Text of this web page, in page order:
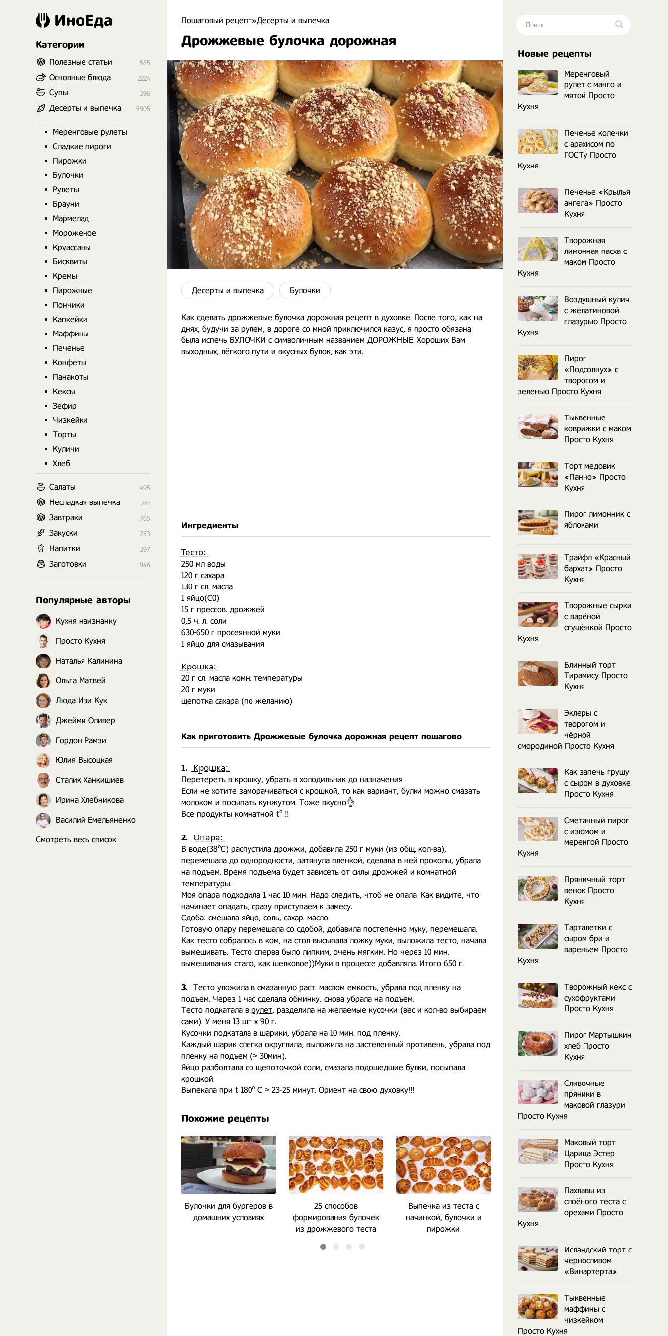
Пошаговый рецепт»Десерты и выпечка
Дрожжевые булочка дорожная
Десерты и выпечка Булочки
Как сделать дрожжевые булочка дорожная рецепт в духовке. После того, как на
днях, будучи за рулем, в дороге со мной приключился казус, я просто обязана
была испечь БУЛОЧКИ с символичным названием ДОРОЖНЫЕ. Хороших Вам
выходных, лёгкого пути и вкусных булок, как эти.
Ингредиенты
̲Т̲е̲с̲т̲о̲:̲
250 мл воды
120 г сахара
130 г сл. масла
1 яйцо(С0)
15 г прессов. дрожжей
0,5 ч. л. соли
630-650 г просеянной муки
1 яйцо для смазывания
̲К̲р̲о̲ш̲к̲а̲:̲
20 г сл. масла комн. температуры
20 г муки
щепотка сахара (по желанию)
Как приготовить Дрожжевые булочка дорожная рецепт пошагово
1.
̲К̲р̲о̲ш̲к̲а̲:̲
Перетереть в крошку, убрать в холодильник до назначения
Если не хотите заморачиваться с крошкой, то как вариант, булки можно смазать
молоком и посыпать кунжутом. Тоже вкусно👌
Все продукты комнатной tº ‼️
2.
О̲п̲а̲р̲а̲:̲
В воде(38ºС) распустила дрожжи, добавила 250 г муки (из общ. кол-ва),
перемешала до однородности, затянула пленкой, сделала в ней проколы, убрала
на подъем. Время подъема будет зависеть от силы дрожжей и комнатной
температуры.
Моя опара подходила 1 час 10 мин. Надо следить, чтоб не опала. Как видите, что
начинает опадать, сразу приступаем к замесу.
Сдоба: смешала яйцо, соль, сахар. масло.
Готовую опару перемешала со сдобой, добавила постепенно муку, перемешала.
Как тесто собралось в ком, на стол высыпала ложку муки, выложила тесто, начала
вымешивать. Тесто сперва было липким, очень мягким. Но через 10 мин.
вымешивания стало, как шелковое))Муки в процессе добавляла. Итого 650 г.
3. Тесто уложила в смазанную раст. маслом емкость, убрала под пленку на
подъем. Через 1 час сделала обминку, снова убрала на подъем.
Тесто подкатала в рулет, разделила на желаемые кусочки (вес и кол-во выбираем
сами). У меня 13 шт х 90 г.
Кусочки подкатала в шарики, убрала на 10 мин. под пленку.
Каждый шарик слегка округлила, выложила на застеленный противень, убрала под
пленку на подъем (≈ 30мин).
Яйцо разболтала со щепоточкой соли, смазала подошедшие булки, посыпала
крошкой.
Выпекала при t 180º С ≈ 23-25 минут. Ориент на свою духовку!!!
Похожие рецепты
Булочки для бургеров в
домашних условиях
25 способов
формирования булочек
из дрожжевого теста
Выпечка из теста с
начинкой, булочки и
пирожки
Булочки бейглы с семгой Хлеб в казане
ИноЕда
Категории
Полезные статьи 585
Основные блюда 2224
Супы 396
Десерты и выпечка 5905
Меренговые рулеты
Сладкие пироги
Пирожки
Булочки
Рулеты
Брауни
Мармелад
Мороженое
Круассаны
Бисквиты
Кремы
Пирожные
Пончики
Капкейки
Маффины
Печенье
Конфеты
Панакоты
Кексы
Зефир
Чизкейки
Торты
Куличи
Хлеб
Салаты 495
Несладкая выпечка 281
Завтраки 765
Закуски 753
Напитки 297
Заготовки 946
Популярные авторы
Кухня наизнанку
Просто Кухня
Наталья Калинина
Ольга Матвей
Люда Изи Кук
Джейми Оливер
Гордон Рамзи
Юлия Высоцкая
Сталик Ханкишиев
Ирина Хлебникова
Василий Емельяненко
Смотреть весь список
Новые рецепты
Меренговый
рулет с манго и
мятой Просто
Кухня
Печенье колечки
с арахисом по
ГОСТу Просто
Кухня
Печенье «Крылья
ангела» Просто
Кухня
Творожная
лимонная пасха с
маком Просто
Кухня
Воздушный кулич
с желатиновой
глазурью Просто
Кухня
Пирог
«Подсолнух» с
творогом и
зеленью Просто Кухня
Тыквенные
коврижки с маком
Просто Кухня
Торт медовик
«Панчо» Просто
Кухня
Пирог лимонник с
яблоками
Трайфл «Красный
бархат» Просто
Кухня
Творожные сырки
с варёной
сгущёнкой Просто
Кухня
Блинный торт
Тирамису Просто
Кухня
Эклеры с
творогом и
чёрной
смородиной Просто Кухня
Как запечь грушу
с сыром в духовке
Просто Кухня
Сметанный пирог
с изюмом и
меренгой Просто
Кухня
Пряничный торт
венок Просто
Кухня
Тарталетки с
сыром бри и
вареньем Просто
Кухня
Творожный кекс с
сухофруктами
Просто Кухня
Пирог Мартышкин
хлеб Просто
Кухня
Сливочные
пряники в
маковой глазури
Просто Кухня
Маковый торт
Царица Эстер
Просто Кухня
Пахлавы из
слоёного теста с
орехами Просто
Кухня
Исландский торт с
черносливом
«Винартерта»
Тыквенные
маффины с
чизкейком
Просто Кухня